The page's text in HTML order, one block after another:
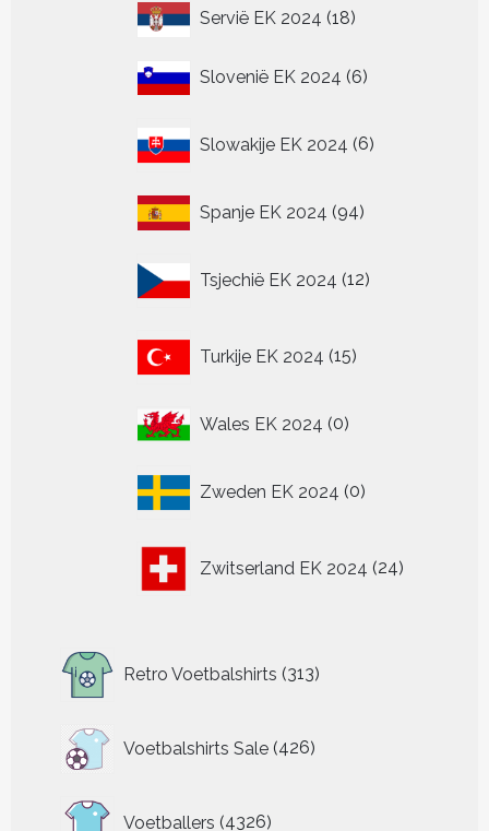
Servië EK 2024 1818
Slovenië EK 2024 66
Slowakije EK 2024 6
producten
Spanje EK 2024 9494
Tsjechië EK 2024 12
producten
Turkije EK 2024 15
producten
Wales EK 2024 00
Zweden EK 2024 0
producten
Zwitserland EK 2024 24
producten
Retro Voetbalshirts 313
producten
Voetbalshirts Sale 426
426
producten
Voetballers 4326